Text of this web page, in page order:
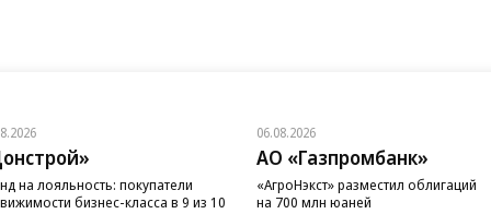
на лояльность: покупатели
бизнес-класса в 9 из 10
06.08.2026
АО «Газпромбанк»
«АгроНэкст» разместил облигаций
на 700 млн юаней